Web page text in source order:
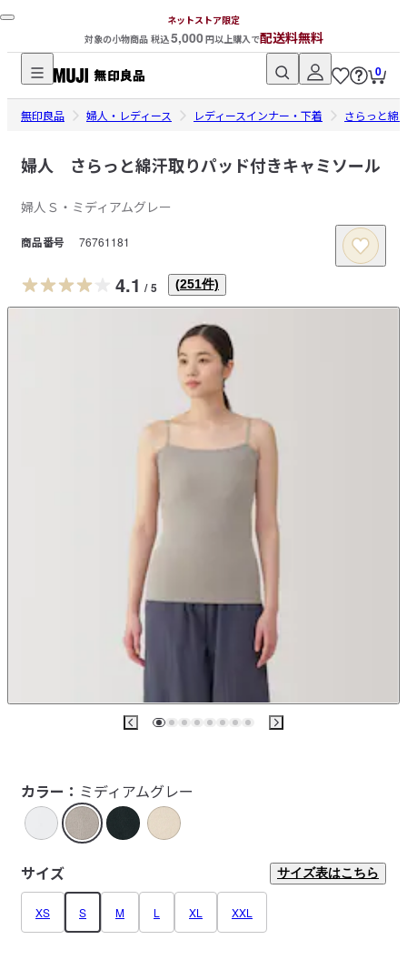
ネットストア限定
対象の小物商品 税込5,000円以上購入で配送料無料
無
印
ッ
ス
ト
0
無印良品 婦人・レディース レディースインナー・下着 さらっと綿
婦人 さらっと綿汗取りパッド付きキャミソール
婦人Ｓ・ミディアムグレー
商品番号 76761181
4.1 / 5 (251件)
カラー： ミディアムグレー
サイズ サイズ表はこちら
XS S M L XL XXL